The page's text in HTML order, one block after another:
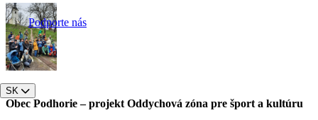
Podporte nás
SK
Obec Podhorie – projekt Oddychová zóna pre šport a kultúru